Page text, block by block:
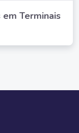
Terminais